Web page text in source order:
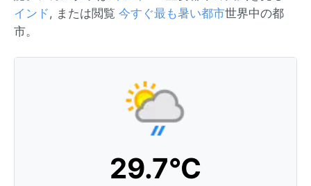
インド, または閲覧 今すぐ最も暑い都市世界中の都
市。
29.7°C